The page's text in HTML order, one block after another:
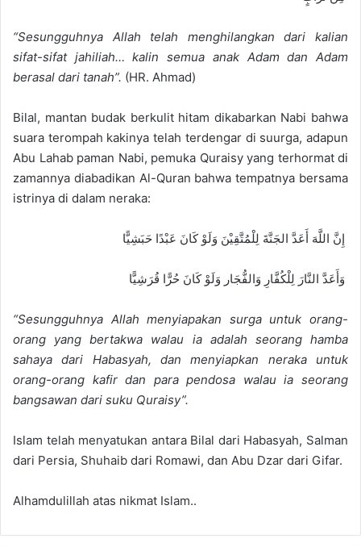
“Sesungguhnya Allah telah menghilangkan dari kalian
sifat-sifat jahiliah… kalin semua anak Adam dan Adam
berasal dari tanah”. (HR. Ahmad)
Bilal, mantan budak berkulit hitam dikabarkan Nabi bahwa
suara terompah kakinya telah terdengar di suurga, adapun
Abu Lahab paman Nabi, pemuka Quraisy yang terhormat di
zamannya diabadikan Al-Quran bahwa tempatnya bersama
istrinya di dalam neraka:
إِنَّ اللَّهَ أَعَدَّ الجَنَّةَ لِلْمُتَّقِيْنَ وَلَوْ كَانَ عَبْدًا حَبَشِيًّا
وَأَعَدَّ النَّارَ لِلْكُفَّارِ وَالفُّجَار وَلَوْ كَانَ حُرًّا قُرَشِيًّا
“Sesungguhnya Allah menyiapakan surga untuk orang-
orang yang bertakwa walau ia adalah seorang hamba
sahaya dari Habasyah, dan menyiapkan neraka untuk
orang-orang kafir dan para pendosa walau ia seorang
bangsawan dari suku Quraisy”.
Islam telah menyatukan antara Bilal dari Habasyah, Salman
dari Persia, Shuhaib dari Romawi, dan Abu Dzar dari Gifar.
Alhamdulillah atas nikmat Islam..